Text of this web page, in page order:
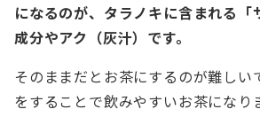
になるのが、タラノキに含まれる「
成分やアク（灰汁）です。
そのままだとお茶にするのが難しい
をすることで飲みやすいお茶になり